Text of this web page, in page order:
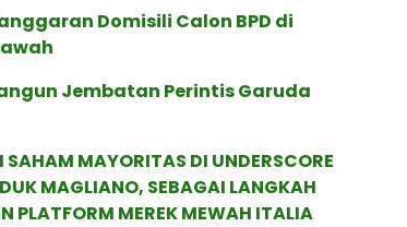
Domisili Calon BPD di
Jembatan Perintis Garuda
MAYORITAS DI UNDERSCORE
MAGLIANO, SEBAGAI LANGKAH
PLATFORM MEREK MEWAH ITALIA